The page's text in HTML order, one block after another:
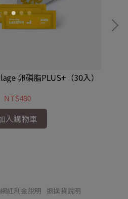
卵磷脂PLUS+（30入）
NT$480
入購物車
紅利金說明
退換貨說明